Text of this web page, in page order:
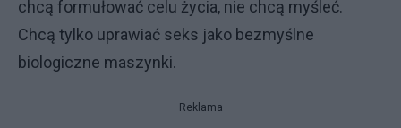
chcą formułować celu życia, nie chcą myśleć.
Chcą tylko uprawiać seks jako bezmyślne
biologiczne maszynki.
Reklama